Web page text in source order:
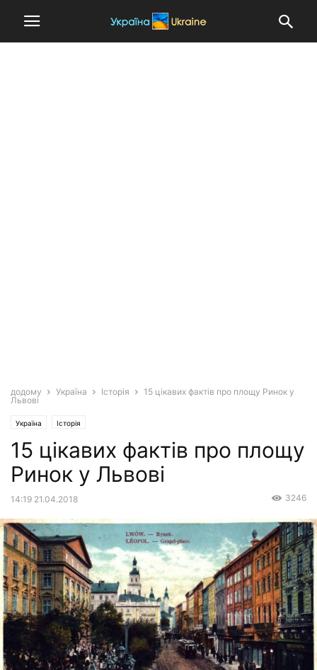
додому Україна Історія
15 цікавих фактів про площу Ринок у
Львові
Україна Історія
15 цікавих фактів про площу
Ринок у Львові
14:19 21.04.2018 3246